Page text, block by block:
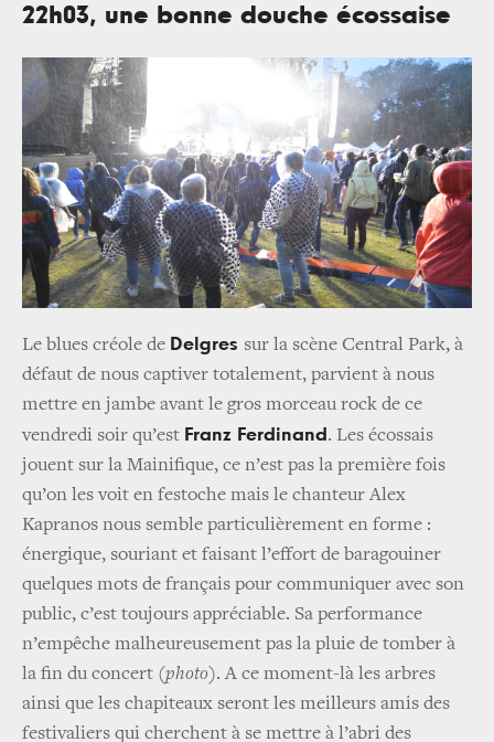
22h03, une bonne douche écossaise
Le blues créole de Delgres sur la scène Central Park, à
défaut de nous captiver totalement, parvient à nous
mettre en jambe avant le gros morceau rock de ce
vendredi soir qu’est Franz Ferdinand . Les écossais
jouent sur la Mainifique, ce n’est pas la première fois
qu’on les voit en festoche mais le chanteur Alex
Kapranos nous semble particulièrement en forme :
énergique, souriant et faisant l’effort de baragouiner
quelques mots de français pour communiquer avec son
public, c’est toujours appréciable. Sa performance
n’empêche malheureusement pas la pluie de tomber à
la fin du concert (photo). A ce moment-là les arbres
ainsi que les chapiteaux seront les meilleurs amis des
festivaliers qui cherchent à se mettre à l’abri des